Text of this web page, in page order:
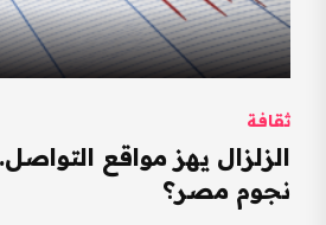
ثقافة
الزلزال يهز مواقع
نجوم مصر؟